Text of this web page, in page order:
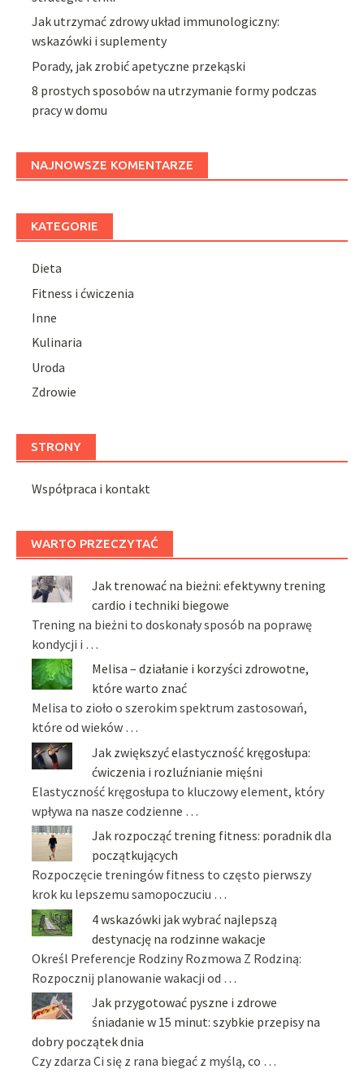
Jak utrzymać zdrowy układ immunologiczny:
wskazówki i suplementy
Porady, jak zrobić apetyczne przekąski
8 prostych sposobów na utrzymanie formy podczas
pracy w domu
NAJNOWSZE KOMENTARZE
KATEGORIE
Dieta
Fitness i ćwiczenia
Inne
Kulinaria
Uroda
Zdrowie
STRONY
Współpraca i kontakt
WARTO PRZECZYTAĆ
Jak trenować na bieżni: efektywny trening
cardio i techniki biegowe
Trening na bieżni to doskonały sposób na poprawę
kondycji i …
Melisa – działanie i korzyści zdrowotne,
które warto znać
Melisa to zioło o szerokim spektrum zastosowań,
które od wieków …
Jak zwiększyć elastyczność kręgosłupa:
ćwiczenia i rozluźnianie mięśni
Elastyczność kręgosłupa to kluczowy element, który
wpływa na nasze codzienne …
Jak rozpocząć trening fitness: poradnik dla
początkujących
Rozpoczęcie treningów fitness to często pierwszy
krok ku lepszemu samopoczuciu …
4 wskazówki jak wybrać najlepszą
destynację na rodzinne wakacje
Określ Preferencje Rodziny Rozmowa Z Rodziną:
Rozpocznij planowanie wakacji od …
Jak przygotować pyszne i zdrowe
śniadanie w 15 minut: szybkie przepisy na
dobry początek dnia
Czy zdarza Ci się z rana biegać z myślą, co …